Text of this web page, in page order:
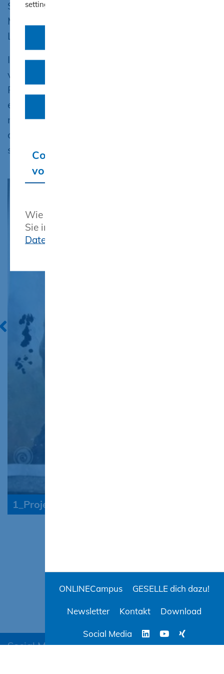
settings" 30 Tage.
Cookie-Einstellungen
vornehmen
Wie wir diese Daten verarbeiten, finden
Sie in unserer Erklärung zum
Datenschutz
Sicherheitsstreifen aus Granit-
Mosaikpflaster im Halbverband quer zur
Laufrichtung hergestellt.
In dieser Aufgaben waren die
verschiedensten Materialien und
Pflastertechniken vereint. Das Ergebnis war
eine sehr gute Leistung und ein
motivierender Abschluss von 6 Lehrlingen
des 1. Lehrjahres. Das lässt hoffen – weiter
so!
1_Projektvorlage
Social Media
ONLINECampus GESELLE dich dazu!
Newsletter Kontakt Download
Social Media